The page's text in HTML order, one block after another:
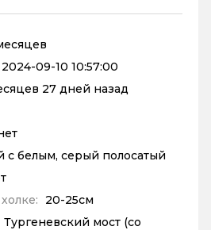
2024-09-10 10:57:00
27 дней назад
с белым, серый полосатый
20-25см
Тургеневский мост (со